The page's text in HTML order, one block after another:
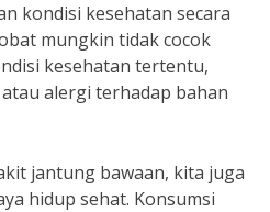
kondisi kesehatan secara
mungkin tidak cocok
kesehatan tertentu,
alergi terhadap bahan
jantung bawaan, kita juga
hidup sehat. Konsumsi